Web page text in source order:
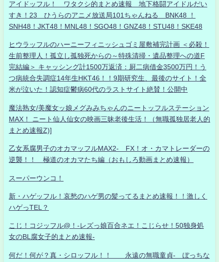
アイドッフル！ ワタクシ的まとめ速報 地下格闘アイドルだい
すき！23 ひうらのアニメ放送局101ちゃんねる BNK48 ！
SNH48！JKT48！MNL48！SGO48！GNZ48！STU48！SKE48
ヒウラッフルのハーニーフィニッシュゴミ屋敷補完計画 ＜必殺！
生前整理人！孤立し孤独死からの～特殊清掃・遺品整理への道F
完結編＞ キャッシング計1500万返済：厨二病借金3500万円！う
つ病統合失調症14年生HKT46！！9期研究生、最後のサイト！全
米が泣いた！認知症鬱病60代のラストサイト絶賛！公開中
魔法熟女/美魔女ッ娘メグみみちゃんのニートッフルステーション
MAX！ ニート仙人仙女の映画三昧老後生活！（無職孤独居老人的
まとめ速報Z)]
乙女系腐男子のオカマッフルMAX2- FX！オ・カマトレーダーの
逆襲！！ 極道のオカマたち編（おもしろ動画まとめ速報）
スーパーウンコ！
新・ハゲッフル！哀愁のハゲ男の髪ってるまとめ速報！！激しく
ハゲっTEL？
こじ！コジッフル@！-レズっ娘百合ネエ！こじらせ！50独身処
女のBL腐女子的まとめ速報-
何だ！何が？真・シロッフル！！ 永遠の無職童貞- ぼっちな